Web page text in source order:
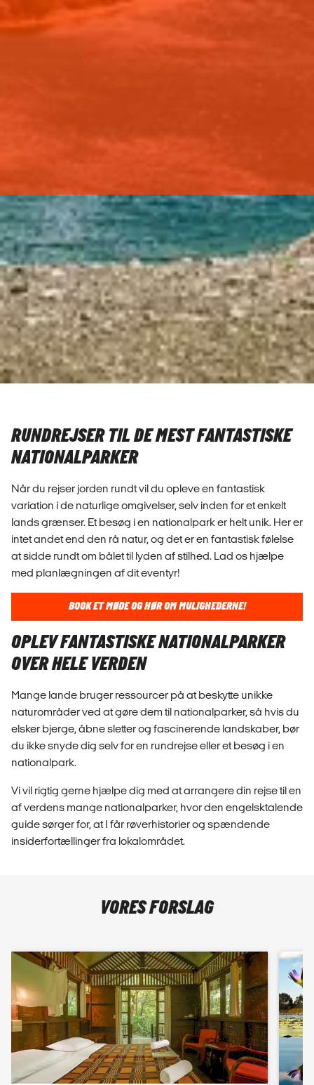
RUNDREJSER TIL DE MEST FANTASTISKE
NATIONALPARKER
Når du rejser jorden rundt vil du opleve en fantastisk
variation i de naturlige omgivelser, selv inden for et enkelt
lands grænser. Et besøg i en nationalpark er helt unik. Her er
intet andet end den rå natur, og det er en fantastisk følelse
at sidde rundt om bålet til lyden af stilhed. Lad os hjælpe
med planlægningen af dit eventyr!
BOOK ET MØDE OG HØR OM MULIGHEDERNE!
OPLEV FANTASTISKE NATIONALPARKER
OVER HELE VERDEN
Mange lande bruger ressourcer på at beskytte unikke
naturområder ved at gøre dem til nationalparker, så hvis du
elsker bjerge, åbne sletter og fascinerende landskaber, bør
du ikke snyde dig selv for en rundrejse eller et besøg i en
nationalpark.
Vi vil rigtig gerne hjælpe dig med at arrangere din rejse til en
af verdens mange nationalparker, hvor den engelsktalende
guide sørger for, at I får røverhistorier og spændende
insiderfortællinger fra lokalområdet.
VORES FORSLAG